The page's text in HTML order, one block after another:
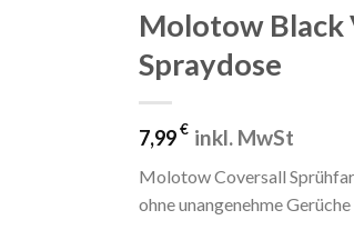
Molotow Black
Spraydose
7,99€ inkl. MwSt
Molotow Coversall
ohne unangenehme Gerüche